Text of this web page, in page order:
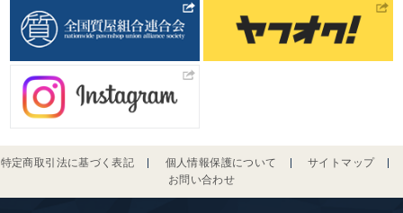
特定商取引法に基づく表記 個人情報保護について
サイトマップ
お問い合わせ